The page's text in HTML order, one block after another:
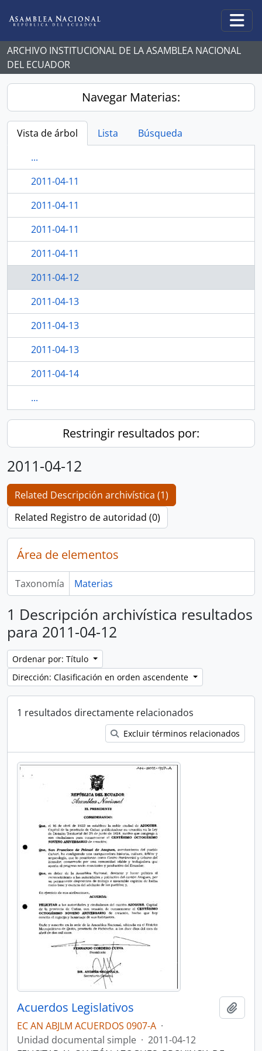
ARCHIVO INSTITUCIONAL DE LA ASAMBLEA NACIONAL
DEL ECUADOR
Navegar Materias:
Vista de árbol Lista
Búsqueda
...
2011-04-11
2011-04-11
2011-04-11
2011-04-11
2011-04-12
2011-04-13
2011-04-13
2011-04-13
2011-04-14
...
Restringir resultados por:
2011-04-12
Related Descripción archivística (1)
Related Registro de autoridad (0)
Área de elementos
Taxonomía Materias
1 Descripción archivística resultados
para 2011-04-12
Ordenar por: Título
Dirección: Clasificación en orden ascendente
1 resultados directamente relacionados
Excluir términos relacionados
Acuerdos Legislativos
EC AN ABJLM ACUERDOS 0907-A ·
Unidad documental simple · 2011-04-12